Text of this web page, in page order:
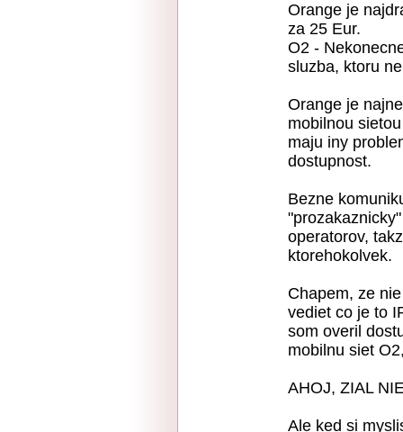
Orange je
za 25 Eur.
O2 -
sluzba, ktoru
Orange je
mobilnou
maju iny
dostupnost.
Bezne
operatorov,
ktorehokolvek.
Chapem, ze
vediet co je to
som overil
mobilnu siet
AHOJ, ZIAL
Ale ked si